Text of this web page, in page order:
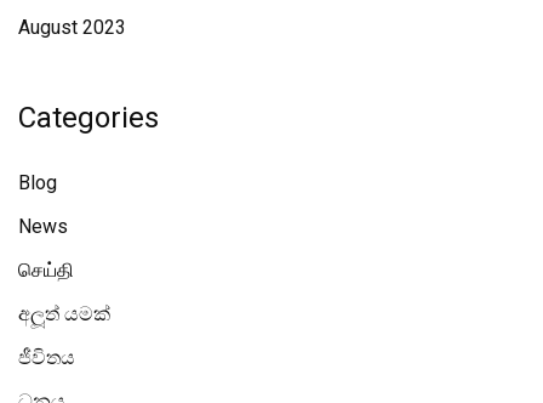
August 2023
Categories
Blog
News
செய்தி
අලූත් යමක්
ජීවිතය